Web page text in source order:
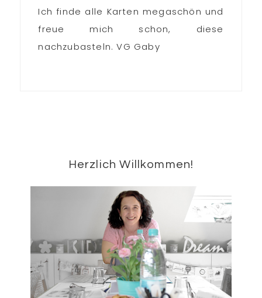
Ich finde alle Karten megaschön und
freue mich schon, diese
nachzubasteln. VG Gaby
Herzlich Willkommen!